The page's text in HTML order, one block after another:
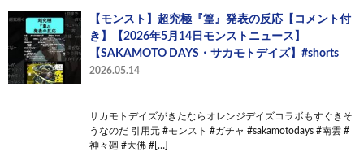
【モンスト】超究極『篁』発表の反応【コメント付
き】【2026年5月14日モンストニュース】
【SAKAMOTO DAYS・サカモトデイズ】#shorts
2026.05.14
サカモトデイズがきたならオレンジデイズコラボもすぐきそ
うなのだ 引用元 #モンスト #ガチャ #sakamotodays #南雲 #
神々廻 #大佛 #[…]